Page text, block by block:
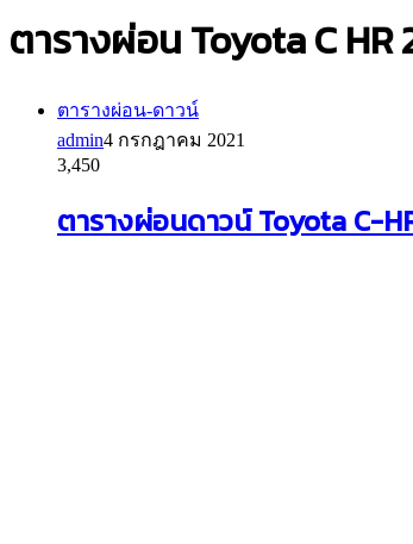
ตารางผ่อน Toyota C HR
ตารางผ่อน-ดาวน์
admin4 กรกฎาคม 2021
3,450
ตารางผ่อนดาวน์ Toyota C-